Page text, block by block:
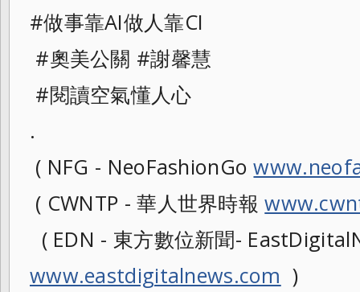
#做事靠AI做人靠CI
#奧美公關 #謝馨慧
#閱讀空氣懂人心
.
( NFG - NeoFashionGo
( CWNTP - 華人世界時報
( EDN - 東方數位新聞-
www.eastdigitalnews.com )